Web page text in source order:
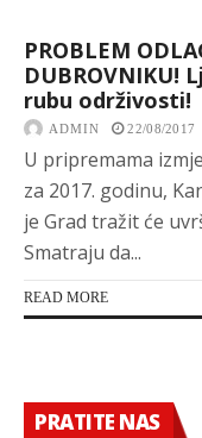
PROBLEM
DUBROVNIKU!
rubu održivosti!
ADMIN 22/08/2017
U pripremama
za 2017. godinu,
je Grad tražit će
Smatraju da...
READ MORE
PRATITE NAS